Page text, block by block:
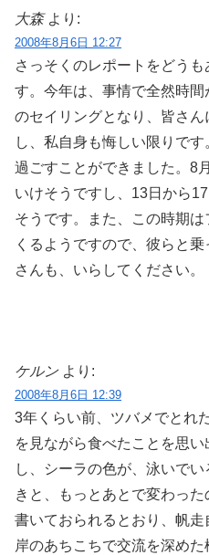
大森 より:
2008年8月6日 12:27
さっそくのレポートをどうも
す。今年は、事情で全然時
のセイリングとなり、皆さ
し、私自身も悔しい限りで
過ごすことができました。8
いけそうですし、13日から
そうです。また、この時期
くるようですので、彼らと
さんも、いらしてください。
ケルン より:
2008年8月6日 12:39
3年くらい前、ツバメでとれ
を見ながら食べたことを思
し、シーラの色が、泳いで
きと、もっとあとで変わった
書いておられるとおり、帆
岸のあちこちで交流を深め